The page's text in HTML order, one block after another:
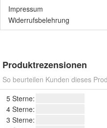
Impressum
Widerrufsbelehrung
Produktrezensionen
So beurteilen Kunden dieses
5 Sterne:
4 Sterne:
3 Sterne: